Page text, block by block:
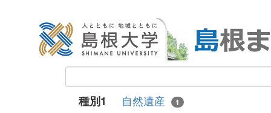
種別1 自然遺産 1